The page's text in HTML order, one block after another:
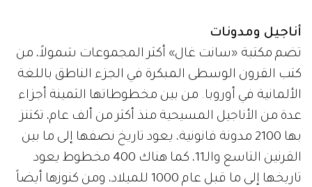
أناجيل ومدونات
تضم مكتبة «سانت غال» أكثر المجموعات شمولاً، من
كتب القرون الوسطى المبكرة في الجزء الناطق باللغة
الألمانية في أوروبا. من بين مخطوطاتها الثمينة أجزاء
عدة من الأناجيل المسيحية منذ أكثر من ألف عام، تكتنز
بها 2100 مدونة قانونية، يعود تاريخ نصفها إلى ما بين
القرنين التاسع والـ11، كما هناك 400 مخطوط يعود
تاريخها إلى ما قبل عام 1000 للميلاد، ومن كنوزها أيضاً